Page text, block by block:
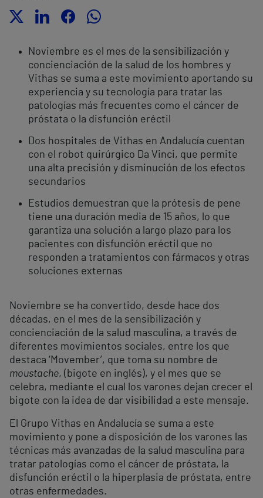
Noviembre es el mes de la sensibilización y
concienciación de la salud de los hombres y
Vithas se suma a este movimiento aportando su
experiencia y su tecnología para tratar las
patologías más frecuentes como el cáncer de
próstata o la disfunción eréctil
Dos hospitales de Vithas en Andalucía cuentan
con el robot quirúrgico Da Vinci, que permite
una alta precisión y disminución de los efectos
secundarios
Estudios demuestran que la prótesis de pene
tiene una duración media de 15 años, lo que
garantiza una solución a largo plazo para los
pacientes con disfunción eréctil que no
responden a tratamientos con fármacos y otras
soluciones externas
Noviembre se ha convertido, desde hace dos
décadas, en el mes de la sensibilización y
concienciación de la salud masculina, a través de
diferentes movimientos sociales, entre los que
destaca ‘Movember’, que toma su nombre de
moustache, (bigote en inglés), y el mes que se
celebra, mediante el cual los varones dejan crecer el
bigote con la idea de dar visibilidad a este mensaje.
El Grupo Vithas en Andalucía se suma a este
movimiento y pone a disposición de los varones las
técnicas más avanzadas de la salud masculina para
tratar patologías como el cáncer de próstata, la
disfunción eréctil o la hiperplasia de próstata, entre
otras enfermedades.